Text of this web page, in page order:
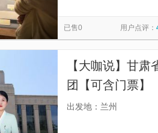
已售0 用户点评：
【大咖说】甘
团【可含门票】
感受甘肃这片土
出发地：兰州